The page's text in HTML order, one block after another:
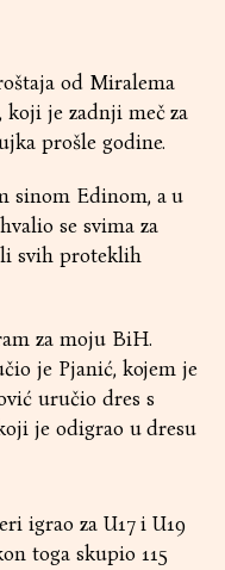
od Miralema
koji je zadnji meč za
prošle godine.
sinom Edinom, a u
se svima za
svih proteklih
za moju BiH.
je Pjanić, kojem je
uručio dres s
je odigrao u dresu
igrao za U17 i U19
toga skupio 115